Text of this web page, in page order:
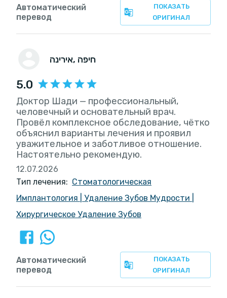
ПОКАЗАТЬ
ОРИГИНАЛ
Автоматический
перевод
אירינה , חיפה
5.0
Доктор Шади — профессиональный,
человечный и основательный врач.
Провёл комплексное обследование, чётко
объяснил варианты лечения и проявил
уважительное и заботливое отношение.
Настоятельно рекомендую.
12.07.2026
Тип лечения: Стоматологическая
Имплантология
Удаление Зубов Мудрости
Хирургическое Удаление Зубов
ПОКАЗАТЬ
ОРИГИНАЛ
Автоматический
перевод